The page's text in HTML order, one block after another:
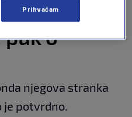
puk'o"
njegova stranka
je potvrdno.
Prihvaćam